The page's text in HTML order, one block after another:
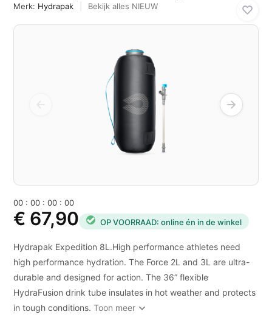
Merk: Hydrapak Bekijk alles NIEUW
00 :00 :00 :00
€ 67,90 OP VOORRAAD: online én in de winkel
Hydrapak Expedition 8L.High performance athletes need
high performance hydration. The Force 2L and 3L are ultra-
durable and designed for action. The 36” flexible
HydraFusion drink tube insulates in hot weather and protects
in tough conditions.Toon meer